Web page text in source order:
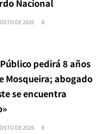
Nacional
DE 2026 0
pedirá 8 años
Mosqueira; abogado
se encuentra
DE 2026 0